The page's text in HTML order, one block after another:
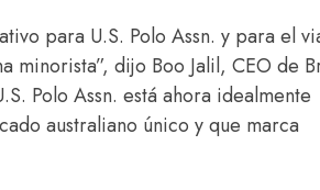
para U.S. Polo Assn. y para el
dijo Boo Jalil, CEO de
Polo Assn. está ahora idealmente
australiano único y que marca